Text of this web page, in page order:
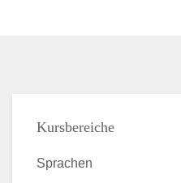
Kursbereiche
Sprachen